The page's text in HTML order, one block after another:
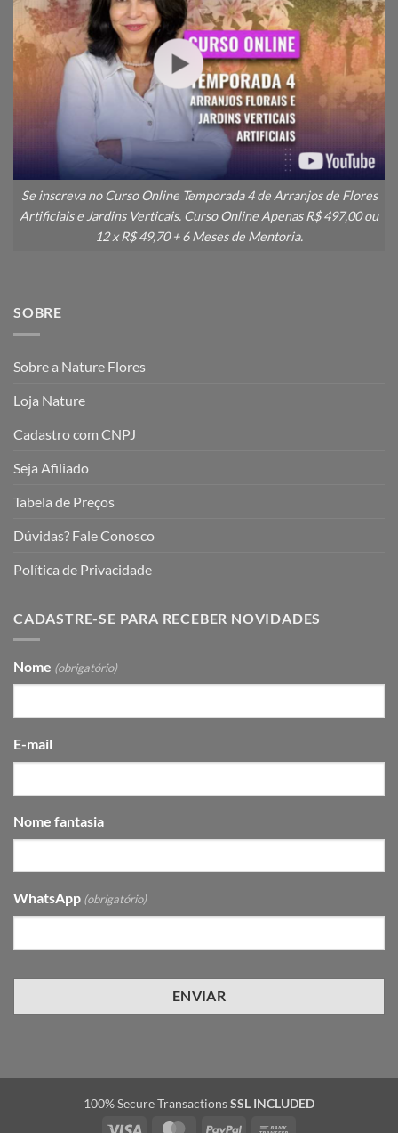
Se inscreva no Curso Online Temporada 4 de Arranjos de Flores
Artificiais e Jardins Verticais. Curso Online Apenas R$ 497,00 ou
12 x R$ 49,70 + 6 Meses de Mentoria.
SOBRE
Sobre a Nature Flores
Loja Nature
Cadastro com CNPJ
Seja Afiliado
Tabela de Preços
Dúvidas? Fale Conosco
Política de Privacidade
CADASTRE-SE PARA RECEBER NOVIDADES
Nome (obrigatório)
E-mail
Nome fantasia
WhatsApp (obrigatório)
100% Secure TransactionsSSL INCLUDED
Visa
MasterCardPayPal